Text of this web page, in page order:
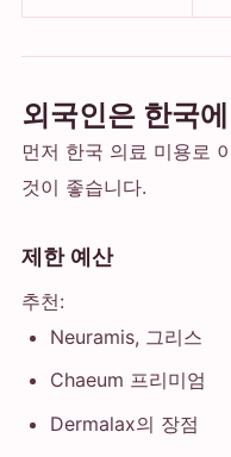
외국인은 한국
먼저 한국 의료 미용로
것이 좋습니다.
제한 예산
추천:
Neuramis, 그리스
Chaeum 프리미엄
Dermalax의 장점